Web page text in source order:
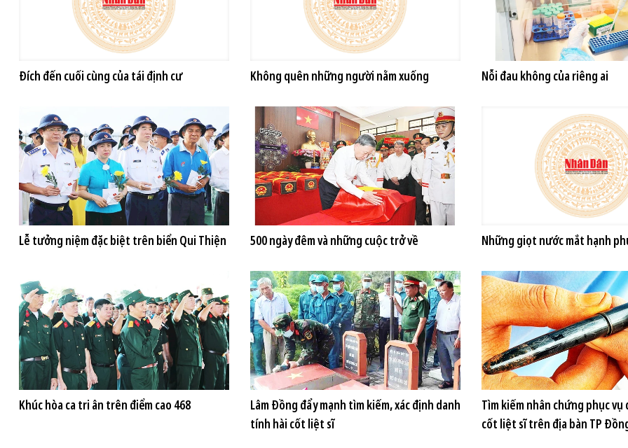
Đích đến cuối cùng của tái định cư Không quên những người nằm xuống Nỗi đau không của riêng ai
Lễ tưởng niệm đặc biệt trên biển Qui Thiện 500 ngày đêm và những cuộc trở về Những giọt nước mắt hạnh
Khúc hòa ca tri ân trên điểm cao 468
Lâm Đồng đẩy mạnh tìm kiếm, xác định danh
tính hài cốt liệt sĩ
Tìm kiếm nhân chứng phục vụ
cốt liệt sĩ trên địa bàn TP